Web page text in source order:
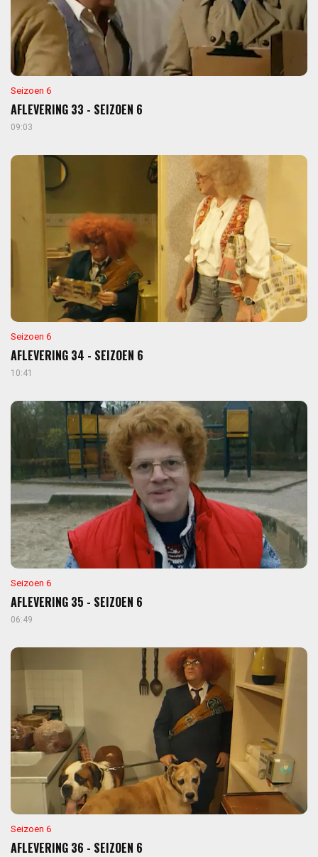
Seizoen 6
AFLEVERING 33 - SEIZOEN 6
09:03
Seizoen 6
AFLEVERING 34 - SEIZOEN 6
10:41
Seizoen 6
AFLEVERING 35 - SEIZOEN 6
06:49
Seizoen 6
AFLEVERING 36 - SEIZOEN 6